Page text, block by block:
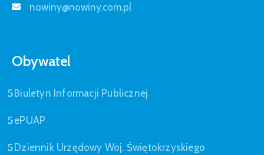
nowiny@nowiny.com.pl
Obywatel
Biuletyn Informacji Publicznej
ePUAP
Dziennik Urzędowy Woj. Świętokrzyskiego